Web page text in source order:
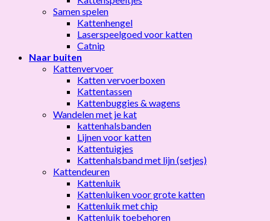
Samen spelen
Kattenhengel
Laserspeelgoed voor katten
Catnip
Naar buiten
Kattenvervoer
Katten vervoerboxen
Kattentassen
Kattenbuggies & wagens
Wandelen met je kat
kattenhalsbanden
Lijnen voor katten
Kattentuigjes
Kattenhalsband met lijn (setjes)
Kattendeuren
Kattenluik
Kattenluiken voor grote katten
Kattenluik met chip
Kattenluik toebehoren